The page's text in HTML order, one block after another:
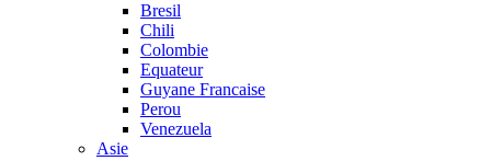
Bresil
Chili
Colombie
Equateur
Guyane Francaise
Perou
Venezuela
Asie